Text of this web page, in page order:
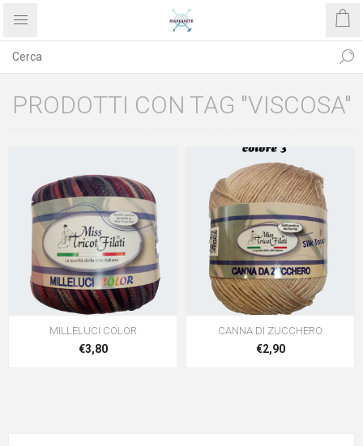
PRODOTTI CON TAG "VISCOSA"
MILLELUCI COLOR
€3,80
CANNA DI ZUCCHERO
€2,90